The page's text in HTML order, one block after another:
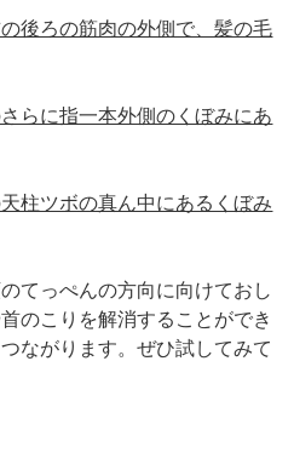
後ろの筋肉の外側で、髪の毛
らに指一本外側のくぼみにあ
柱ツボの真ん中にあるくぼみ
てっぺんの方向に向けておし
のこりを解消することができ
ながります。ぜひ試してみて